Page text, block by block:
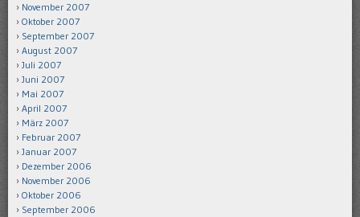
November 2007
Oktober 2007
September 2007
August 2007
Juli 2007
Juni 2007
Mai 2007
April 2007
März 2007
Februar 2007
Januar 2007
Dezember 2006
November 2006
Oktober 2006
September 2006